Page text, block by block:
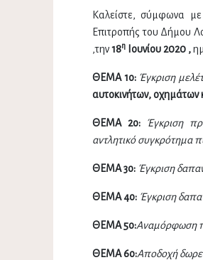
Καλείστε, σύμφωνα
Επιτροπής του Δήμου
,την18η Ιουνίου 2020 ,
ΘΕΜΑ 1ο: Έγκριση
αυτοκινήτων,
ΘΕΜΑ 2ο: Έγκριση
αντλητικό συγκρότημα
ΘΕΜΑ 3ο: Έγκριση
ΘΕΜΑ 4ο: Έγκριση
ΘΕΜΑ 5ο:Αναμόρφωση
ΘΕΜΑ 6ο:Αποδοχή